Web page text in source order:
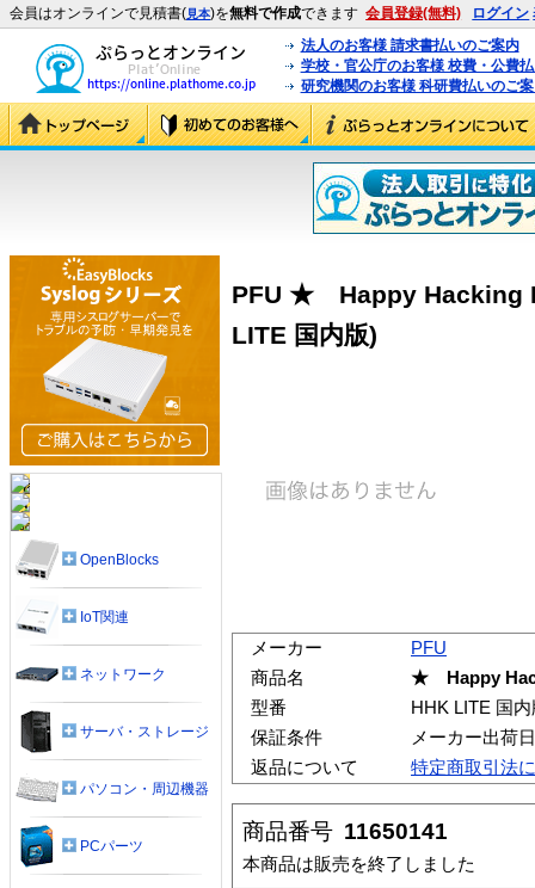
会員はオンラインで見積書(見本)を無料で作成できます 会員登録(無料) ログイン
法人のお客様 請求書払いのご案内
学校・官公庁のお客様 校費・公費
研究機関のお客様 科研費払いのご
PFU ★ Happy Hacking
LITE 国内版)
メーカー
PFU
商品名
★ Happy
型番
HHK LITE 国内
保証条件
メーカー出荷
返品について
特定商取引法
商品番号 11650141
本商品は販売を終了しました
OpenBlocks
IoT関連
ネットワーク
サーバ・ストレージ
パソコン・周辺機器
PCパーツ